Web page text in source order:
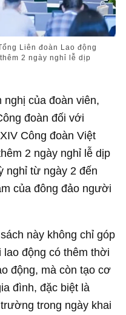
Liên đoàn Lao động
2 ngày nghỉ lễ dịp
của đoàn viên,
đoàn đối với
Công đoàn Việt
2 ngày nghỉ lễ dịp
nghỉ từ ngày 2 đến
của đông đảo người
này không chỉ góp
động có thêm thời
động, mà còn tạo cơ
đình, đặc biệt là
trong ngày khai